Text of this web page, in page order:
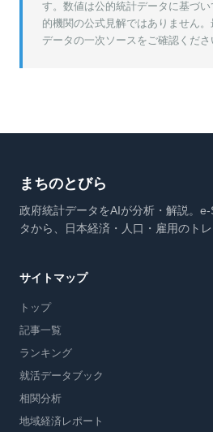
す。数値は公的統計データに基づ
的機関の公式見解ではありません
データの一次ソースをご確認くださ
まちのとびら
政府統計データをAIが分析・解説。
タから、日本経済・人口・雇用のトレ
サイトマップ
トップ
記事一覧
ランキング
就活データブック
相関分析
地域経済レポート